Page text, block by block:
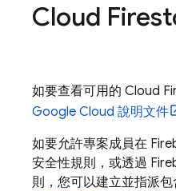
Cloud
如要查看可用的 Cloud
Google Cloud 說明文件
如要允許專案成員在
安全性規則，或透過
則，您可以建立並指派包